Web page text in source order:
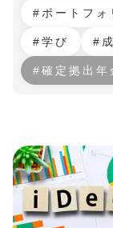
#ポートフォ
#学び #
#確定拠出年